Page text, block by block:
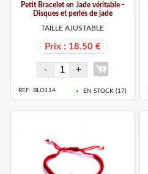
Petit Bracelet en Jade véritable -
Disques et perles de jade
TAILLE AJUSTABLE
Prix : 18.50 €
REF: BLO114 EN STOCK ( 17)